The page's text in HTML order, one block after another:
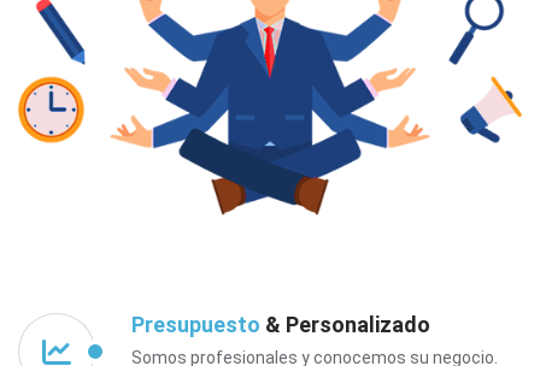
Presupuesto & Personalizado
Somos profesionales y conocemos su negocio.